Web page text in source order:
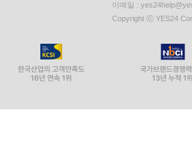
이메일 :
Copyright ⓒ YES24